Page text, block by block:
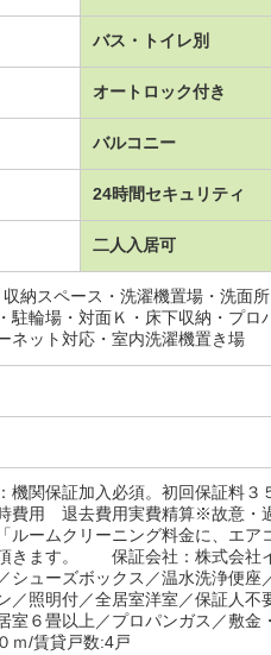
バス・トイレ別
オートロック付き
バルコニー
24時間セキュリティ
二人入居可
納スペース・洗濯機置場・洗面
輪場・対面Ｋ・床下収納・プロ
ネット対応・室内洗濯機置き場
関保証加入必須。初回保証料３
費用 退去費用実費精算※故意・
ームクリーニング料金に、エア
きます。 保証会社：株式会社
ューズボックス／温水洗浄便座
照明付／全居室洋室／保証人不
６畳以上／プロパンガス／敷金
ｍ/賃貸戸数:4戸